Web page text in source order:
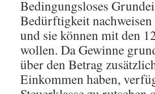
Bedingungsloses
Bedürftigkeit
und sie können mit den
wollen. Da Gewinne
über den Betrag
Einkommen haben,